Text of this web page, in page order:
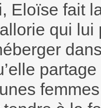
Eloïse fait
qui lui